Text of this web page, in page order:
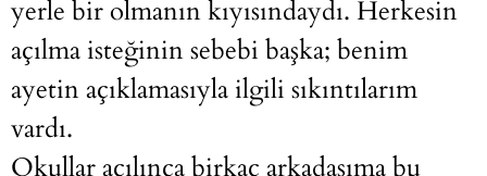
yerle bir olmanın kıyısındaydı. Herkesin
açılma isteğinin sebebi başka; benim
ayetin açıklamasıyla ilgili sıkıntılarım
vardı.
Okullar açılınca birkaç arkadaşıma bu